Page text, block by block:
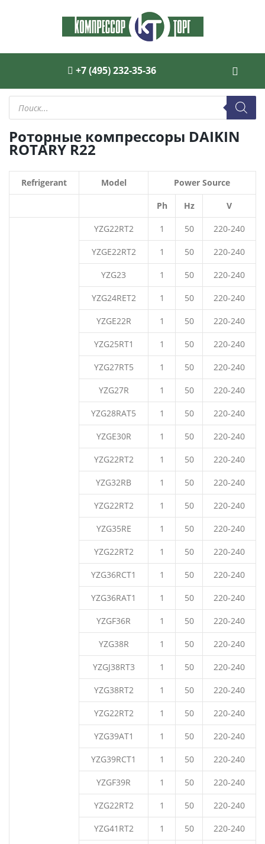
+7 (495) 232-35-36
Поиск
товаров
Роторные компрессоры DAIKIN
ROTARY R22
Refrigerant Model Power Source
Ph Hz V
YZG22RT2 1 50 220-240
YZGE22RT2 1 50 220-240
YZG23 1 50 220-240
YZG24RET2 1 50 220-240
YZGE22R 1 50 220-240
YZG25RT1 1 50 220-240
YZG27RT5 1 50 220-240
YZG27R 1 50 220-240
YZG28RAT5 1 50 220-240
YZGE30R 1 50 220-240
YZG22RT2 1 50 220-240
YZG32RB 1 50 220-240
YZG22RT2 1 50 220-240
YZG35RE 1 50 220-240
YZG22RT2 1 50 220-240
YZG36RCT1 1 50 220-240
YZG36RAT1 1 50 220-240
YZGF36R 1 50 220-240
YZG38R 1 50 220-240
YZGJ38RT3 1 50 220-240
YZG38RT2 1 50 220-240
YZG22RT2 1 50 220-240
YZG39AT1 1 50 220-240
YZG39RCT1 1 50 220-240
YZGF39R 1 50 220-240
YZG22RT2 1 50 220-240
YZG41RT2 1 50 220-240